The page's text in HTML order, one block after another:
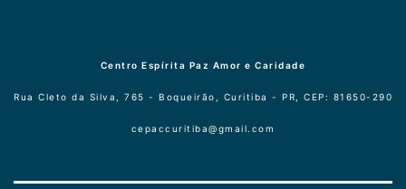
Centro Espírita Paz Amor e Caridade
Rua Cleto da Silva, 765 - Boqueirão, Curitiba - PR, CEP: 81650-290
cepaccuritiba@gmail.com